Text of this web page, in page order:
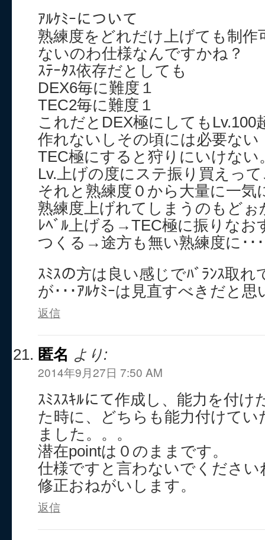
ｱﾙｹﾐｰについて
熟練度をどれだけ上げても制作
ないのわ仕様なんですかね？
ｽﾃｰﾀｽ依存だとしても
DEX6毎に難度１
TEC2毎に難度１
これだとDEX極にしても
作れないしその頃には必要ない
TEC極にすると狩りにいけない
Lv.上げの度にステ振り買えっ
それと熟練度０から大量に一気
熟練度上げれてしまうのもどぉ
ﾚﾍﾞﾙ上げる→TEC極に振りな
つくる→途方も無い熟練度に･･･
ｽﾐｽの方は良い感じでﾊﾞﾗﾝｽ取
が･･･ｱﾙｹﾐｰは見直すべきだと思
返信
匿名 より:
2014年9月27日 7:50 AM
ｽﾐｽｽｷﾙにて作成し、能力を付け
た時に、どちらも能力付けて
ました。。。
潜在pointは０のままです。
仕様ですと言わないでください
修正おねがいします。
返信